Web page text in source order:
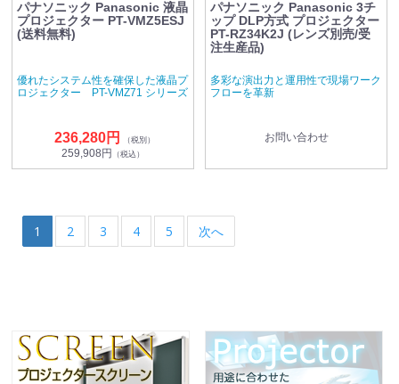
パナソニック Panasonic 液晶
プロジェクター PT-VMZ5ESJ
(送料無料)
優れたシステム性を確保した液晶プ
ロジェクター PT-VMZ71 シリーズ
236,280円 （税別）
259,908円 （税込）
パナソニック Panasonic 3チ
ップ DLP方式 プロジェクター
PT-RZ34K2J (レンズ別売/受
注生産品)
多彩な演出力と運用性で現場ワーク
フローを革新
お問い合わせ
1 2 3 4 5 次へ